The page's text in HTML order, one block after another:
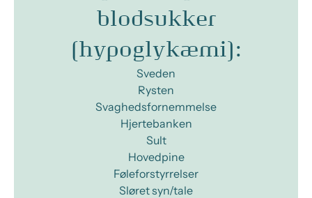
blodsukker
(hypoglykæmi):
Sveden
Rysten
Svaghedsfornemmelse
Hjertebanken
Sult
Hovedpine
Føleforstyrrelser
Sløret syn/tale